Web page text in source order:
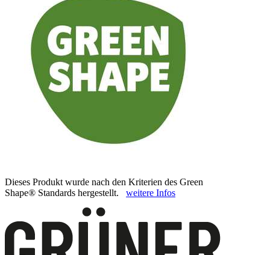
Dieses Produkt wurde nach den Kriterien des Green
Shape® Standards hergestellt. weitere Infos